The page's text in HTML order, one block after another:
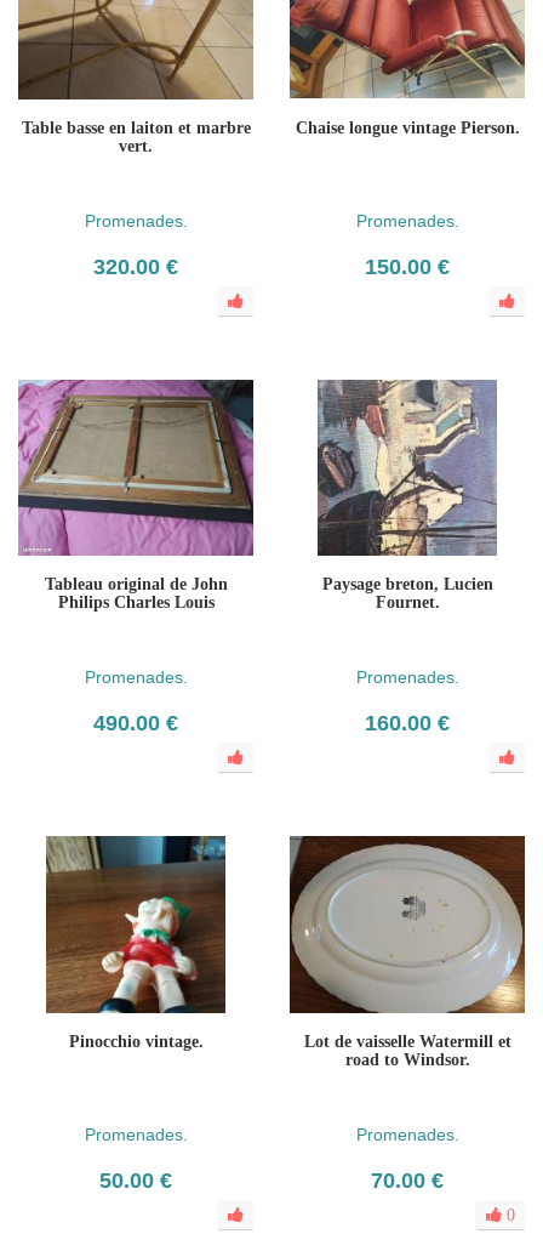
Table basse en laiton et marbre
vert.
Promenades.
320.00 €
Chaise longue vintage Pierson.
Promenades.
150.00 €
Tableau original de John
Philips Charles Louis
Promenades.
490.00 €
Paysage breton, Lucien
Fournet.
Promenades.
160.00 €
Pinocchio vintage.
Promenades.
50.00 €
Lot de vaisselle Watermill et
road to Windsor.
Promenades.
70.00 €
0